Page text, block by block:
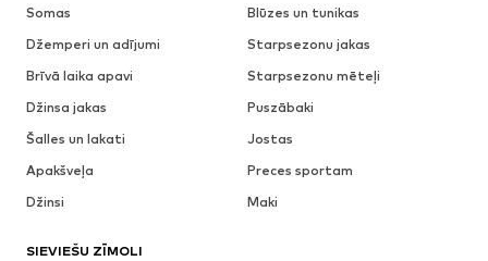
Somas
Blūzes un tunikas
Džemperi un adījumi
Starpsezonu jakas
Brīvā laika apavi
Starpsezonu mēteļi
Džinsa jakas
Puszābaki
Šalles un lakati
Jostas
Apakšveļa
Preces sportam
Džinsi
Maki
SIEVIEŠU ZĪMOLI